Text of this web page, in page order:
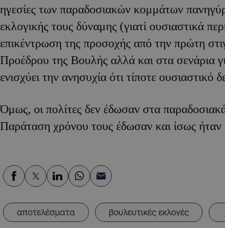
ηγεσίες των παραδοσιακών κομμάτων
εκλογικής τους δύναμης (γιατί ουσιαστικά
επικέντρωση της προσοχής από την πρώτη
Προέδρου της Βουλής αλλά και στα σενάρια
ενισχύει την ανησυχία ότι τίποτε ουσιαστικό
Όμως, οι πολίτες δεν έδωσαν στα
Παράταση χρόνου τους έδωσαν και ίσως ήταν
αποτελέσματα βουλευτικές εκλογές